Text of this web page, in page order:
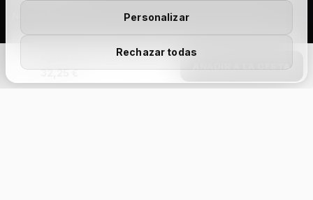
Rechazar todas
Personalizar
Puzzle Vinco: Four marbles
32,25 €
AÑADIR A LA CESTA
Novedades, lanzamientos y ofertas exclusivas. Sin spam.